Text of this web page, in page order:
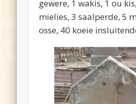
gewere, 1 wakis, 1 ou
mielies, 3 saalperde, 5
osse, 40 koeie